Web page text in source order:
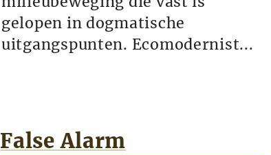
gelopen in dogmatische
uitgangspunten. Ecomodernist...
False Alarm